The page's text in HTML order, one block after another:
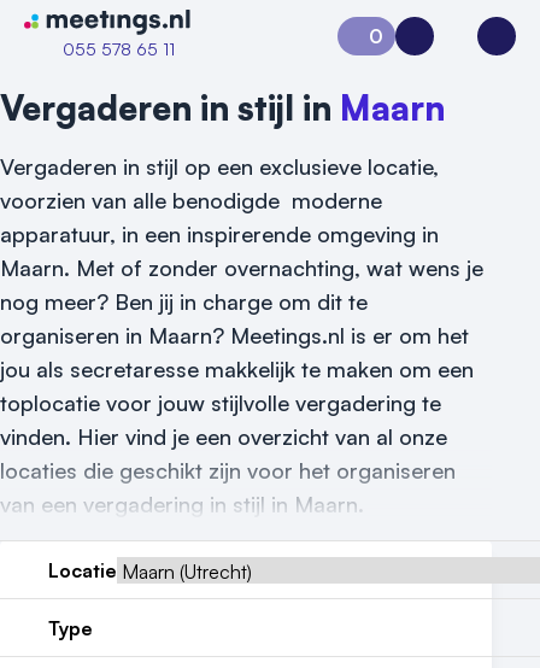
Naar home van Meetings
055 578 65 11
Vraag locatie aan
Meld locatie aan
Nieuws
Reviews (5⭐️)
Contact
0
Aanvraag 0Inloggen
Vergaderen in stijl in Maarn
Vergaderen in stijl op een exclusieve locatie,
voorzien van alle benodigde moderne
apparatuur, in een inspirerende omgeving in
Maarn. Met of zonder overnachting, wat wens je
nog meer? Ben jij in charge om dit te
organiseren in Maarn? Meetings.nl is er om het
jou als secretaresse makkelijk te maken om een
toplocatie voor jouw stijlvolle vergadering te
vinden. Hier vind je een overzicht van al onze
locaties die geschikt zijn voor het organiseren
van een vergadering in stijl in Maarn.
Locatie
Type